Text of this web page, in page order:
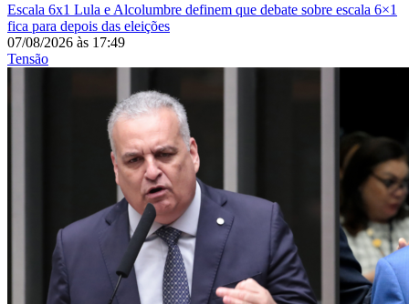
Escala 6x1 Lula e Alcolumbre definem que debate sobre escala 6×1
fica para depois das eleições
07/08/2026 às 17:49
Tensão